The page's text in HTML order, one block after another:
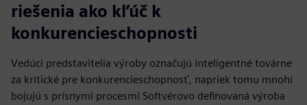
riešenia ako kľúč k
konkurencieschopnosti
Vedúci predstavitelia výroby označujú inteligentné továrne
za kritické pre konkurencieschopnosť, napriek tomu mnohí
bojujú s prísnymi procesmi Softvérovo definovaná výroba